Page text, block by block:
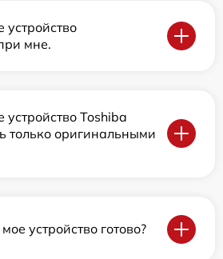
устройство
мне.
устройство Toshiba
только оригинальными
устройство готово?